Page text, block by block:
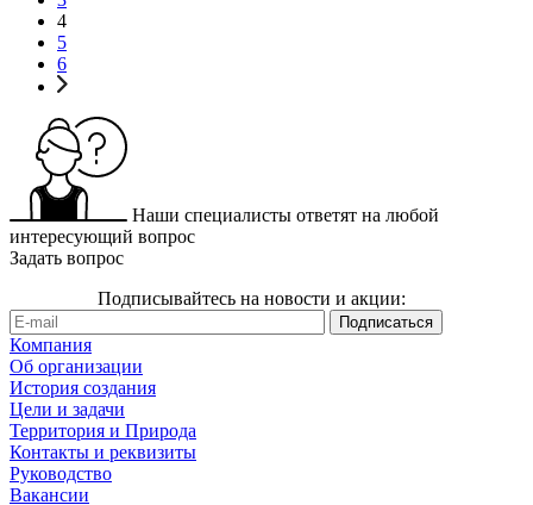
4
5
6
Наши специалисты ответят на любой
интересующий вопрос
Задать вопрос
Подписывайтесь на новости и акции:
Компания
Об организации
История создания
Цели и задачи
Территория и Природа
Контакты и реквизиты
Руководство
Вакансии